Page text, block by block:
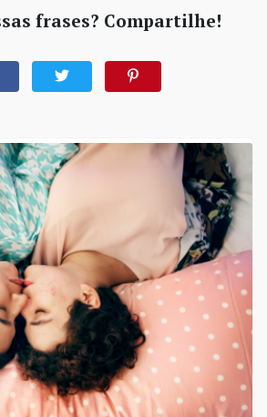
frases? Compartilhe!